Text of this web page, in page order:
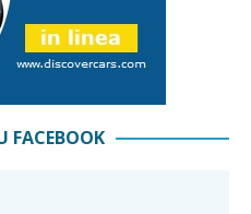
FACEBOOK